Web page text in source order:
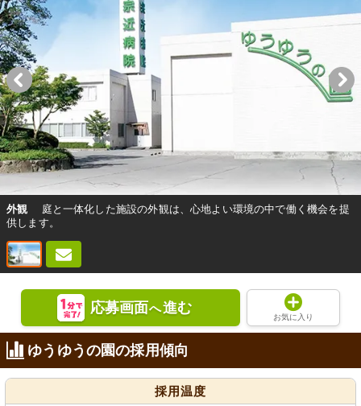
外観
庭と一体化した施設の外観は、心地よい環境の中で働く機会を提
供します。
応募画面へ進む
お気に入り
ゆうゆうの園の採用傾向
採用温度